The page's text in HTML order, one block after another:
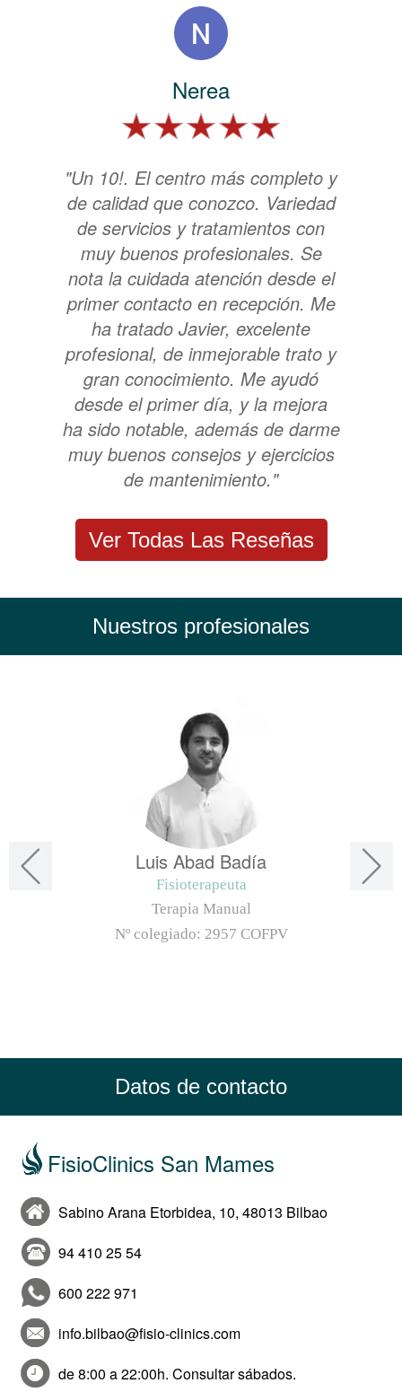
Nerea
"Un 10!. El centro más completo y
de calidad que conozco. Variedad
de servicios y tratamientos con
muy buenos profesionales. Se
nota la cuidada atención desde el
primer contacto en recepción. Me
ha tratado Javier, excelente
profesional, de inmejorable trato y
gran conocimiento. Me ayudó
desde el primer día, y la mejora
ha sido notable, además de darme
muy buenos consejos y ejercicios
de mantenimiento."
Ver Todas Las Reseñas
Nuestros profesionales
Luis Abad Badía
Fisioterapeuta
Terapia Manual
Nº colegiado: 2957 COFPV
Datos de contacto
FisioClinics San Mames
Sabino Arana Etorbidea, 10, 48013 Bilbao
94 410 25 54
600 222 971
info.bilbao@fisio-clinics.com
de 8:00 a 22:00h. Consultar sábados.